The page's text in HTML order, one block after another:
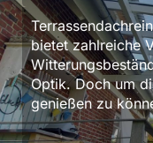
bietet zahlreiche
Optik. Doch um
genießen zu